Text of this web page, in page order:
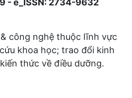
2734-9632
công nghệ thuộc lĩnh vực
khoa học; trao đổi kinh
thức về điều dưỡng.